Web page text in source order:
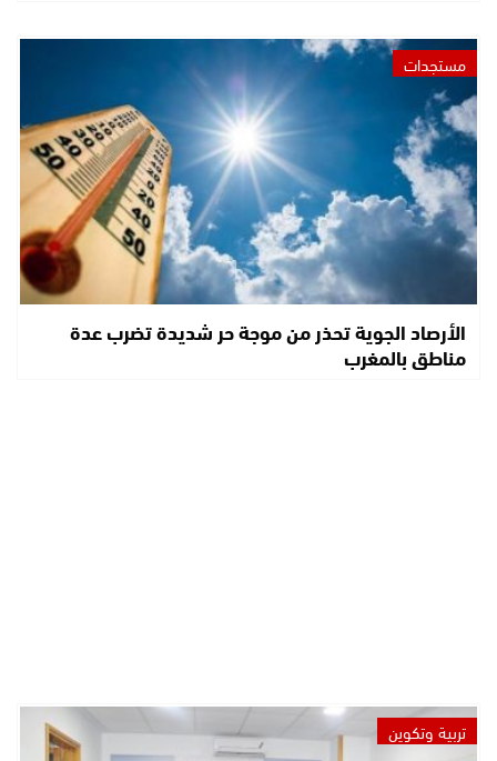
مستجدات
الأرصاد الجوية تحذر من موجة حر شديدة تضرب عدة
مناطق بالمغرب
تربية وتكوين